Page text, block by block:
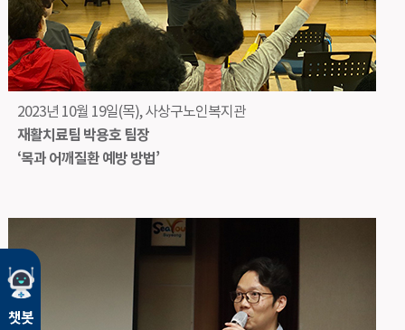
2023년 10월 19일(목), 사상구노인복지관
재활치료팀 박용호 팀장
‘목과 어깨질환 예방 방법’
챗봇